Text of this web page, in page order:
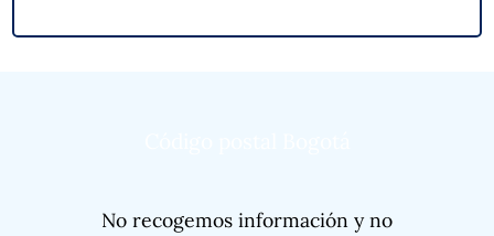
No recogemos información y no